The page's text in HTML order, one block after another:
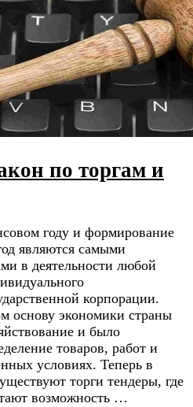
по торгам и
году и формирование
являются самыми
в деятельности любой
корпорации.
основу экономики страны
и было
товаров, работ и
условиях. Теперь в
торги тендеры, где
возможность …